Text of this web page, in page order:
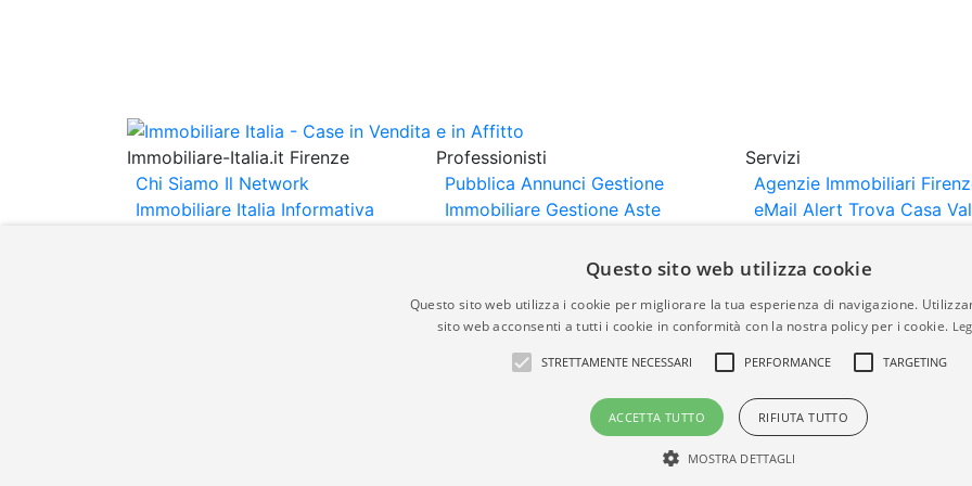
Immobiliare-Italia.it Firenze
Chi Siamo Il Network
Immobiliare Italia Informativa
Professionisti
Pubblica Annunci Gestione
Immobiliare Gestione Aste
Importazione
Servizi
Agenzie Immobiliari
eMail Alert Trova Casa
Gli annunci immobiliari presenti su immobiliare-italia.it vengono pubblicati da agenzie immobiliari e
italia.it quindi non è responsabile della veridicità, della correttezza, della completezza, della
Questo sito web utilizza cookie
Questo sito web utilizza i cookie per migliorare la tua esperienza di navigazione.
sito web acconsenti a tutti i cookie in conformità con la nostra policy per i cookie.
STRETTAMENTE NECESSARI PERFORMANCE TARGETING
ACCETTA TUTTO RIFIUTA TUTTO
MOSTRA DETTAGLI